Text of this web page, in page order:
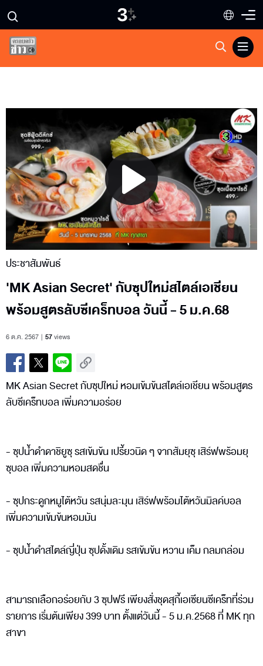
Play
Video
ประชาสัมพันธ์
'MK Asian Secret' กับซุปใหม่สไตล์เอเชียน
พร้อมสูตรลับซีเคร็ทบอล วันนี้ - 5 ม.ค.68
6 ต.ค. 2567 57views
MK Asian Secret กับซุปใหม่ หอมเข้มข้นสไตล์เอเชียน พร้อมสูตร
ลับซีเคร็ทบอล เพิ่มความอร่อย
- ซุปน้ำดำดาชิยูซุ รสเข้มข้น เปรี้ยวนิด ๆ จากส้มยุซุ เสิร์ฟพร้อมยุ
ซุบอล เพิ่มความหอมสดชื่น
- ซุปกระดูกหมูไต้หวัน รสนุ่มละมุน เสิร์ฟพร้อมไต้หวันมิลค์บอล
เพิ่มความเข้มข้นหอมมัน
- ซุปน้ำดำสไตล์ญี่ปุ่น ซุปดั้งเดิม รสเข้มข้น หวาน เค็ม กลมกล่อม
สามารถเลือกอร่อยกับ 3 ซุปฟรี เพียงสั่งชุดสุกี้เอเซียนซีเคร็ทที่ร่วม
รายการ เริ่มต้นเพียง 399 บาท ตั้งแต่วันนี้ - 5 ม.ค.2568 ที่ MK ทุก
สาขา